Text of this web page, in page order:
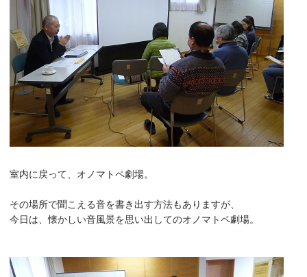
室内に戻って、オノマトペ劇場。
その場所で聞こえる音を書き出す方法もありますが、
今日は、懐かしい音風景を思い出してのオノマトペ劇場。